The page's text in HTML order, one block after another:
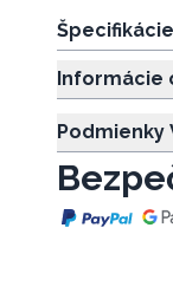
Informácie
Podmienky